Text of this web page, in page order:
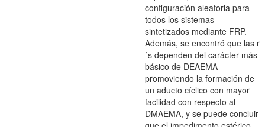
configuración aleatoria para
todos los sistemas
sintetizados mediante FRP.
Además, se encontró que las r
´s dependen del carácter más
básico de DEAEMA
promoviendo la formación de
un aducto cíclico con mayor
facilidad con respecto al
DMAEMA, y se puede concluir